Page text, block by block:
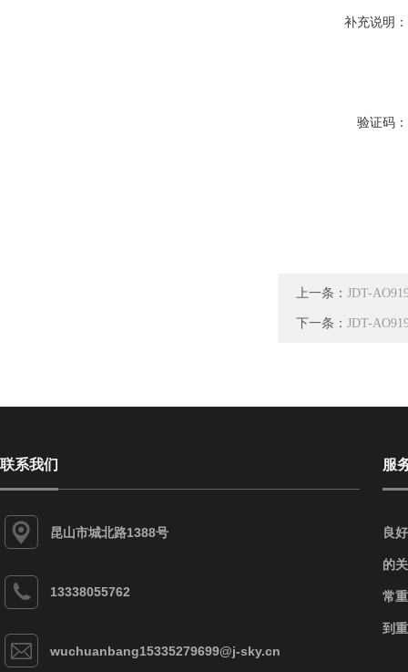
补充说明：
验证码：
上一条： JDT-
下一条： JDT-
联系我们
昆山市城北路1388号
13338055762
wuchuanbang15335279699@j-sky.cn
服
良
的
常
到